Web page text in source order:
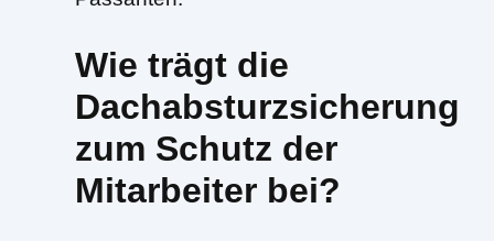
Wie trägt die
Dachabsturzsicherung
zum Schutz der
Mitarbeiter bei?